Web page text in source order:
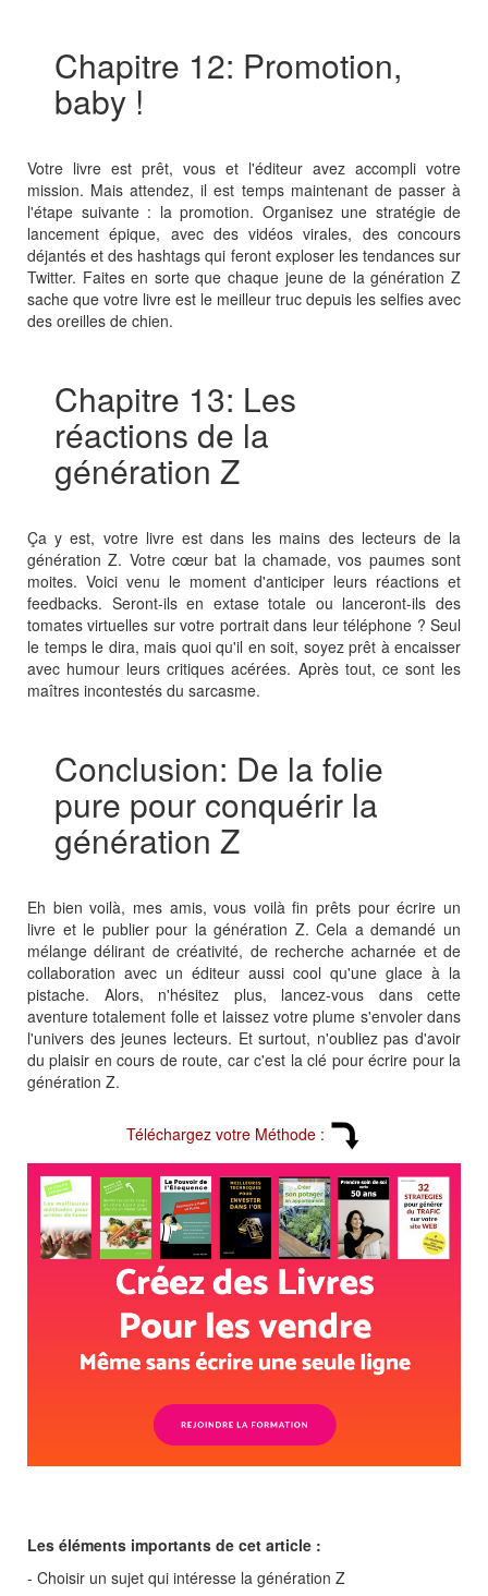
Chapitre 12: Promotion,
baby !
Votre livre est prêt, vous et l'éditeur avez accompli votre
mission. Mais attendez, il est temps maintenant de passer à
l'étape suivante : la promotion. Organisez une stratégie de
lancement épique, avec des vidéos virales, des concours
déjantés et des hashtags qui feront exploser les tendances sur
Twitter. Faites en sorte que chaque jeune de la génération Z
sache que votre livre est le meilleur truc depuis les selfies avec
des oreilles de chien.
Chapitre 13: Les
réactions de la
génération Z
Ça y est, votre livre est dans les mains des lecteurs de la
génération Z. Votre cœur bat la chamade, vos paumes sont
moites. Voici venu le moment d'anticiper leurs réactions et
feedbacks. Seront-ils en extase totale ou lanceront-ils des
tomates virtuelles sur votre portrait dans leur téléphone ? Seul
le temps le dira, mais quoi qu'il en soit, soyez prêt à encaisser
avec humour leurs critiques acérées. Après tout, ce sont les
maîtres incontestés du sarcasme.
Conclusion: De la folie
pure pour conquérir la
génération Z
Eh bien voilà, mes amis, vous voilà fin prêts pour écrire un
livre et le publier pour la génération Z. Cela a demandé un
mélange délirant de créativité, de recherche acharnée et de
collaboration avec un éditeur aussi cool qu'une glace à la
pistache. Alors, n'hésitez plus, lancez-vous dans cette
aventure totalement folle et laissez votre plume s'envoler dans
l'univers des jeunes lecteurs. Et surtout, n'oubliez pas d'avoir
du plaisir en cours de route, car c'est la clé pour écrire pour la
génération Z.
Téléchargez votre Méthode :
Les éléments importants de cet article :
- Choisir un sujet qui intéresse la génération Z